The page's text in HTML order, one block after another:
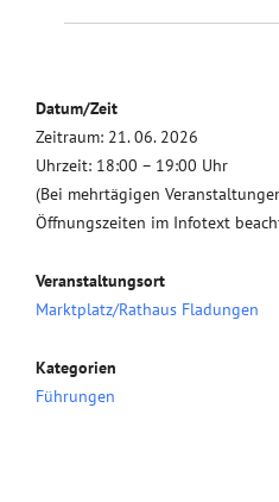
Datum/Zeit
Zeitraum: 21. 06. 2026
Uhrzeit: 18:00 – 19:00 Uhr
(Bei mehrtägigen
Öffnungszeiten im Infotext
Veranstaltungsort
Marktplatz/Rathaus Fladungen
Kategorien
Führungen